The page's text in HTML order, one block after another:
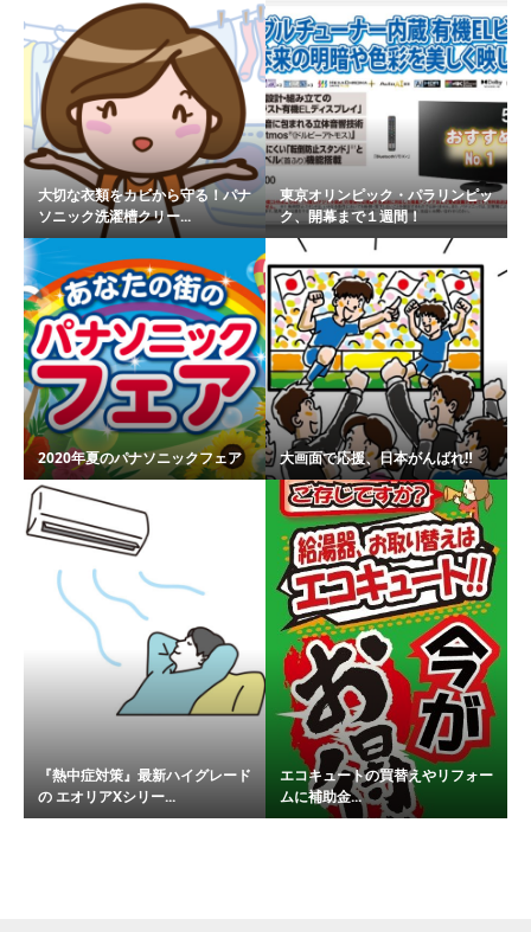
大切な衣類をカビから守る！パナ
ソニック洗濯槽クリー...
東京オリンピック・パラリンピッ
ク、開幕まで１週間！
2020年夏のパナソニックフェア 大画面で応援、日本がんばれ‼
『熱中症対策』最新ハイグレード
の エオリアXシリー...
エコキュートの買替えやリフォー
ムに補助金...